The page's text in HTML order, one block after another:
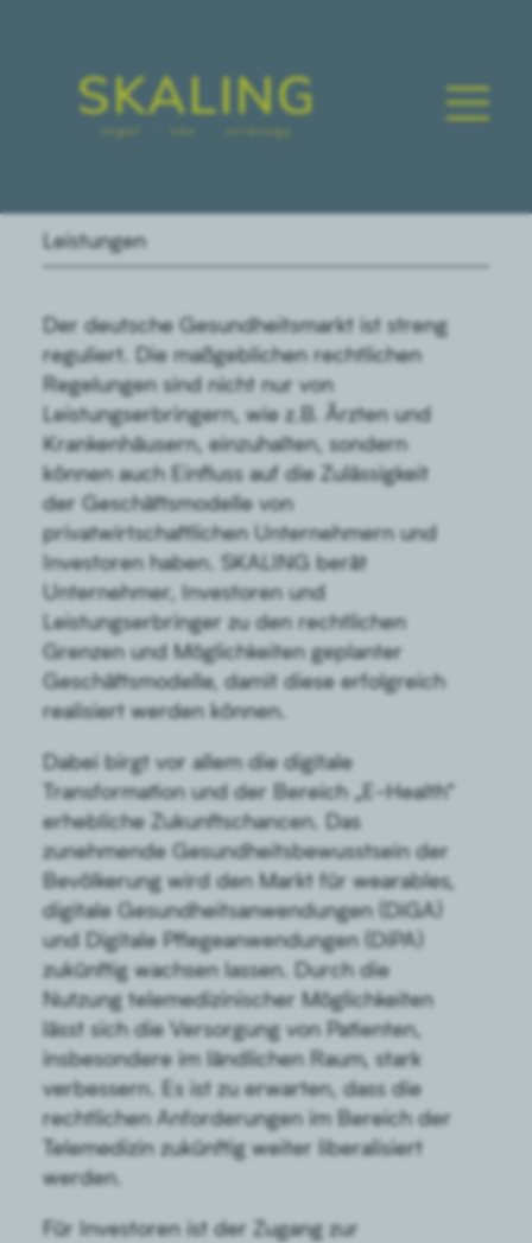
Leistungen
Der deutsche Gesundheitsmarkt ist streng
reguliert. Die maßgeblichen rechtlichen
Regelungen sind nicht nur von
Leistungserbringern, wie z.B. Ärzten und
Krankenhäusern, einzuhalten, sondern
können auch Einfluss auf die Zulässigkeit
der Geschäftsmodelle von
privatwirtschaftlichen Unternehmern und
Investoren haben. SKALING berät
Unternehmer, Investoren und
Leistungserbringer zu den rechtlichen
Grenzen und Möglichkeiten geplanter
Geschäftsmodelle, damit diese erfolgreich
realisiert werden können.
Dabei birgt vor allem die digitale
Transformation und der Bereich „E-Health“
erhebliche Zukunftschancen. Das
zunehmende Gesundheitsbewusstsein der
Bevölkerung wird den Markt für wearables,
digitale Gesundheitsanwendungen (DiGA)
und Digitale Pflegeanwendungen (DiPA)
zukünftig wachsen lassen. Durch die
Nutzung telemedizinischer Möglichkeiten
lässt sich die Versorgung von Patienten,
insbesondere im ländlichen Raum, stark
verbessern. Es ist zu erwarten, dass die
rechtlichen Anforderungen im Bereich der
Telemedizin zukünftig weiter liberalisiert
werden.
Für Investoren ist der Zugang zur